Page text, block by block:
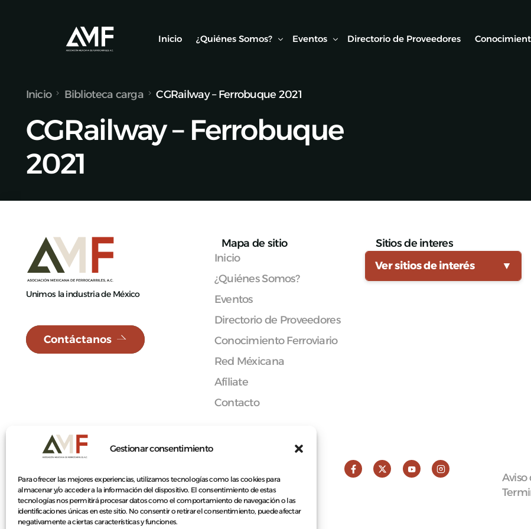
Gestionar consentimiento
Para ofrecer las mejores experiencias, utilizamos tecnologías como las cookies para
almacenar y/o acceder a la información del dispositivo. El consentimiento de estas
tecnologías nos permitirá procesar datos como el comportamiento de navegación o las
identificaciones únicas en este sitio. No consentir o retirar el consentimiento, puede afectar
negativamente a ciertas características y funciones.
Inicio ¿Quiénes Somos?
Socios
Nuestro Equipo
Alianzas y Convenios
Eventos
Conexión AMF
Webinars Técnicos
Visitas técnicas
Directorio de Proveedores
Inicio Biblioteca carga CGRailway – Ferrobuque 2021
CGRailway – Ferrobuque
2021
Unimos la industria de México
Contáctanos
Mapa de sitio
Inicio
¿Quiénes Somos?
Eventos
Directorio de Proveedores
Conocimiento Ferroviario
Red Méxicana
Afíliate
Contacto
Sitios de interes
Ver sitios de interés
▼
Aviso